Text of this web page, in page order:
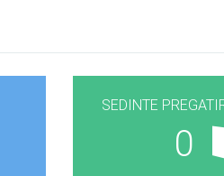
SEDINTE
0